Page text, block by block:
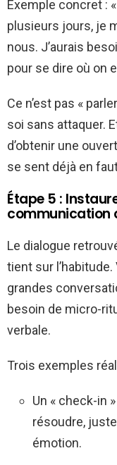
Exemple concret :
plusieurs jours, je
nous. J’aurais
pour se dire où on
Ce n’est pas «
soi sans attaquer.
d’obtenir une
se sent déjà en
Étape 5 :
communication
Le dialogue
tient sur l’habitude.
grandes
besoin de micro-
verbale.
Trois exemples
Un « check-in
résoudre,
émotion.